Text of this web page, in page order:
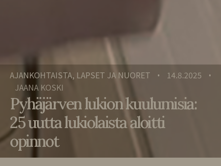
AJANKOHTAISTA, LAPSET JA NUORET • 14.8.2025 •
JAANA KOSKI
Pyhäjärven lukion kuulumisia:
25 uutta lukiolaista aloitti
opinnot